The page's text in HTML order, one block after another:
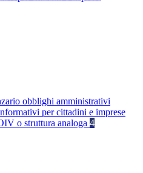
obblighi amministrativi
per cittadini e imprese
o struttura analoga 4